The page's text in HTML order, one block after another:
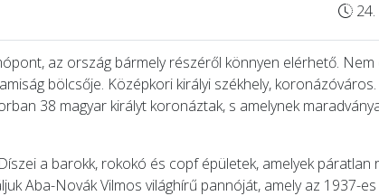
az ország bármely részéről könnyen elérhető.
bölcsője. Középkori királyi székhely,
38 magyar királyt koronáztak, s amelynek
a barokk, rokokó és copf épületek, amelyek páratlan
Aba-Novák Vilmos világhírű pannóját, amely az 1937-es